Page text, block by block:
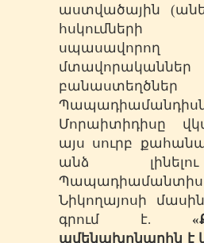
աստվածային
Պապադիամանդիսն
Մորաիտիդիսը
այս սուրբ
անձ
Նիկողայոսի
գրում է.
ամենախոնարհն է